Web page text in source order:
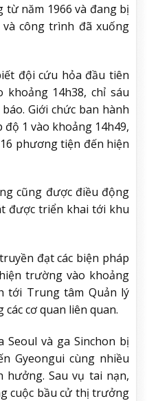
từ năm 1966 và đang bị
công trình đã xuống
đội cứu hỏa đầu tiên
14h38, chỉ sáu
Giới chức ban hành
1 vào khoảng 14h49,
phương tiện đến hiện
cũng được điều động
được triển khai tới khu
đạt các biện pháp
trường vào khoảng
tới Trung tâm Quản lý
cơ quan liên quan.
và ga Sinchon bị
Gyeongui cùng nhiều
hưởng. Sau vụ tai nạn,
cuộc bầu cử thị trưởng